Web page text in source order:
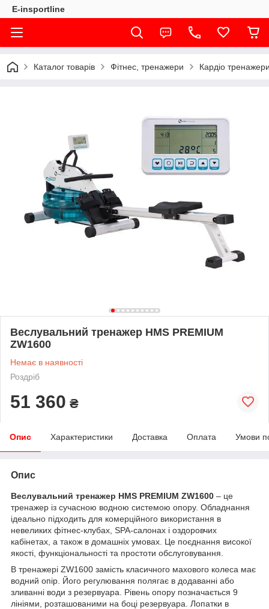
E-insportline
Каталог товарів Фітнес, тренажери Кардіо
Веслувальний тренажер HMS PREMIUM
ZW1600
Немає в наявності
Роздріб
51 360 ₴
Опис Характеристики Доставка Оплата Умови
Опис
Веслувальний тренажер HMS PREMIUM ZW1600 – це
тренажер із сучасною водною системою опору. Обладнання
ідеально підходить для комерційного використання в
невеликих фітнес-клубах, SPA-салонах і оздоровчих
кабінетах, а також в домашніх умовах. Це поєднання високої
якості, функціональності та простоти обслуговування.
В тренажері ZW1600 замість класичного махового колеса має
водний опір. Його регулювання полягає в додаванні або
зливанні води з резервуара. Рівень опору позначається 9
лініями, розташованими на боці резервуара. Лопатки в